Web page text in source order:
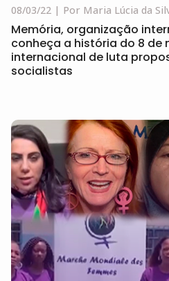
08/03/22 Por Maria Lúcia da
Memória, organização
conheça a história do 8 de
internacional de luta
socialistas